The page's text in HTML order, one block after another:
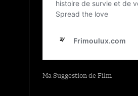
Ma Suggestion de Film